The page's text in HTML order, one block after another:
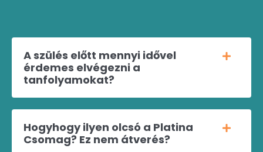
A szülés előtt mennyi idővel
érdemes elvégezni a
tanfolyamokat?
Hogyhogy ilyen olcsó a Platina
Csomag? Ez nem átverés?